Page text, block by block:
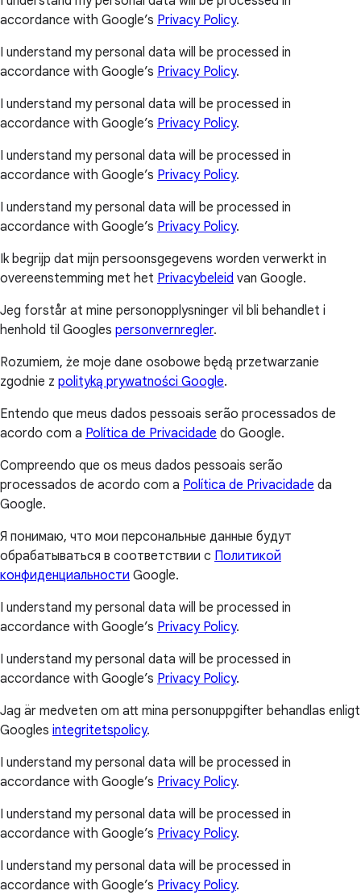
accordance with Google’s Privacy Policy.
I understand my personal data will be processed in
accordance with Google’s Privacy Policy.
I understand my personal data will be processed in
accordance with Google’s Privacy Policy.
I understand my personal data will be processed in
accordance with Google’s Privacy Policy.
I understand my personal data will be processed in
accordance with Google’s Privacy Policy.
Ik begrijp dat mijn persoonsgegevens worden verwerkt in
overeenstemming met het Privacybeleid van Google.
Jeg forstår at mine personopplysninger vil bli behandlet i
henhold til Googles personvernregler.
Rozumiem, że moje dane osobowe będą przetwarzanie
zgodnie z polityką prywatności Google.
Entendo que meus dados pessoais serão processados de
acordo com a Política de Privacidade do Google.
Compreendo que os meus dados pessoais serão
processados de acordo com a Política de Privacidade da
Google.
Я понимаю, что мои персональные данные будут
обрабатываться в соответствии с Политикой
конфиденциальности Google.
I understand my personal data will be processed in
accordance with Google’s Privacy Policy.
I understand my personal data will be processed in
accordance with Google’s Privacy Policy.
Jag är medveten om att mina personuppgifter behandlas enligt
Googles integritetspolicy.
I understand my personal data will be processed in
accordance with Google’s Privacy Policy.
I understand my personal data will be processed in
accordance with Google’s Privacy Policy.
I understand my personal data will be processed in
accordance with Google’s Privacy Policy.